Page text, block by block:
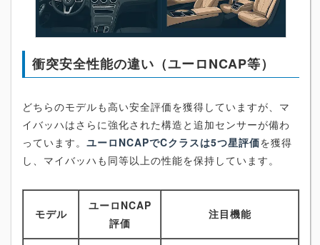
衝突安全性能の違い（ユーロNCAP等）
どちらのモデルも高い安全評価を獲得していますが、マ
イバッハはさらに強化された構造と追加センサーが備わ
っています。 ユーロNCAPでCクラスは5つ星評価を獲得
し、マイバッハも同等以上の性能を保持しています。
モデル
ユーロNCAP
評価
注目機能